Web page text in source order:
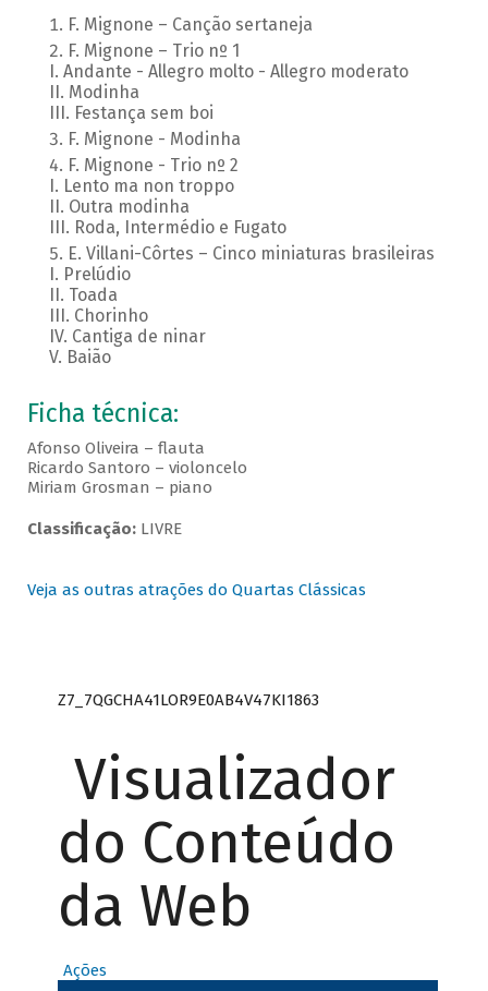
F. Mignone – Canção sertaneja
F. Mignone – Trio nº 1
I. Andante - Allegro molto - Allegro moderato
II. Modinha
III. Festança sem boi
F. Mignone - Modinha
F. Mignone - Trio nº 2
I. Lento ma non troppo
II. Outra modinha
III. Roda, Intermédio e Fugato
E. Villani-Côrtes – Cinco miniaturas brasileiras
I. Prelúdio
II. Toada
III. Chorinho
IV. Cantiga de ninar
V. Baião
Ficha técnica:
Afonso Oliveira – flauta
Ricardo Santoro – violoncelo
Miriam Grosman – piano
Classificação:LIVRE
Veja as outras atrações do Quartas Clássicas
Z7_7QGCHA41LOR9E0AB4V47KI1863
Visualizador
do Conteúdo
da Web
Ações